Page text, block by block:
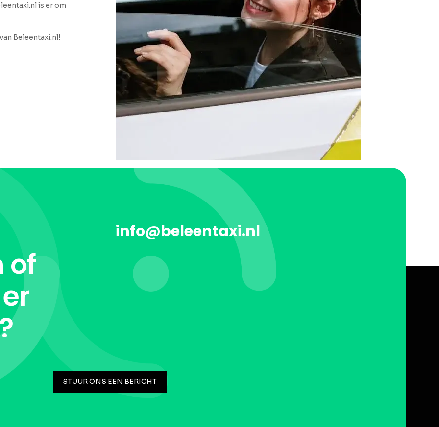
is er om
Beleentaxi.nl!
of
info@beleentaxi.nl
STUUR ONS EEN BERICHT